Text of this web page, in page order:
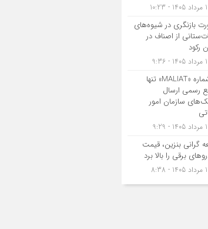
بازنگری در شیوه‌های
از اصناف در
رکود
سرشماره «MALIAT» تنها
رسمی ارسال
سازمان امور
گرانی بنزین، قیمت
برقی را بالا برد